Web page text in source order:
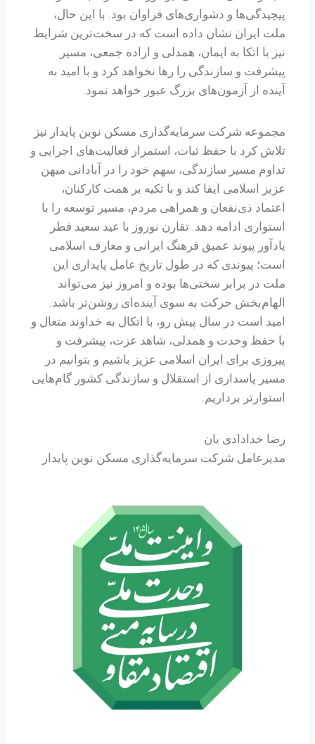
پیچیدگی‌ها و دشواری‌های فراوان بود. با این حال،
ملت ایران نشان داده است که در سخت‌ترین شرایط
نیز با اتکا به ایمان، همدلی و اراده جمعی، مسیر
پیشرفت و سازندگی را رها نخواهد کرد و با امید به
آینده از آزمون‌های بزرگ عبور خواهد نمود.
مجموعه شرکت سرمایه‌گذاری مسکن نوین پایدار نیز
تلاش کرد با حفظ ثبات، استمرار فعالیت‌های اجرایی و
تداوم مسیر سازندگی، سهم خود را در آبادانی میهن
عزیز اسلامی ایفا کند و با تکیه بر همت کارکنان،
اعتماد ذی‌نفعان و همراهی مردم، مسیر توسعه را با
استواری ادامه دهد. تقارن نوروز با عید سعید فطر
یادآور پیوند عمیق فرهنگ ایرانی و معارف اسلامی
است؛ پیوندی که در طول تاریخ عامل پایداری این
ملت در برابر سختی‌ها بوده و امروز نیز می‌تواند
الهام‌بخش حرکت به سوی آینده‌ای روشن‌تر باشد.
امید است در سال پیش رو، با اتکال به خداوند متعال و
با حفظ وحدت و همدلی، شاهد عزت، پیشرفت و
پیروزی برای ایران اسلامی عزیز باشیم و بتوانیم در
مسیر پاسداری از استقلال و سازندگی کشور گام‌هایی
استوارتر برداریم.
رضا خدادادی یان
مدیرعامل شرکت سرمایه‌گذاری مسکن نوین پایدار